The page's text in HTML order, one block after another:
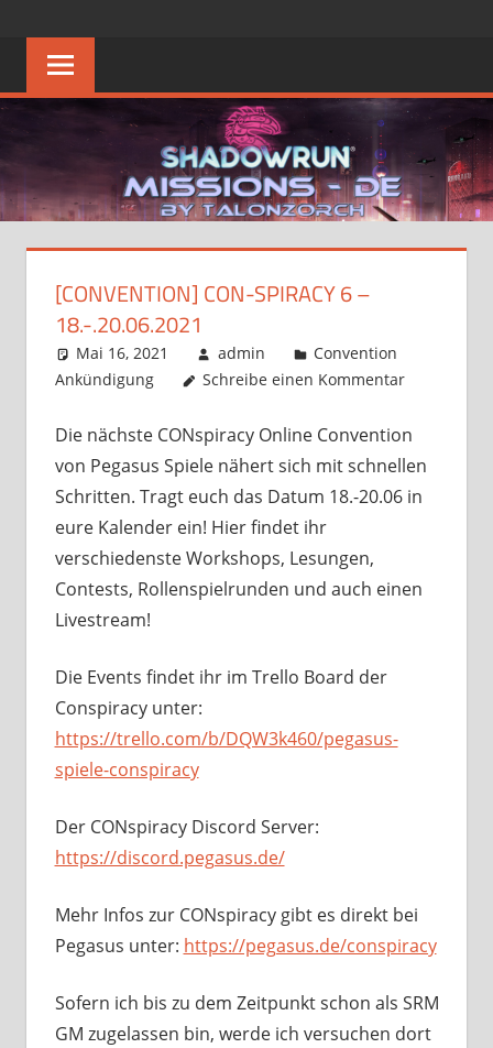
springen
MISSIONS
–
DE
Die
Heimat
Deutschen
Missions
FAQ
[CONVENTION] CON-SPIRACY 6 –
18.-.20.06.2021
Mai 16, 2021 admin
Convention
Ankündigung
Schreibe einen Kommentar
Die nächste CONspiracy Online Convention
von Pegasus Spiele nähert sich mit schnellen
Schritten. Tragt euch das Datum 18.-20.06 in
eure Kalender ein! Hier findet ihr
verschiedenste Workshops, Lesungen,
Contests, Rollenspielrunden und auch einen
Livestream!
Die Events findet ihr im Trello Board der
Conspiracy unter:
https://trello.com/b/DQW3k460/pegasus-
spiele-conspiracy
Der CONspiracy Discord Server:
https://discord.pegasus.de/
Mehr Infos zur CONspiracy gibt es direkt bei
Pegasus unter: https://pegasus.de/conspiracy
Sofern ich bis zu dem Zeitpunkt schon als SRM
GM zugelassen bin, werde ich versuchen dort